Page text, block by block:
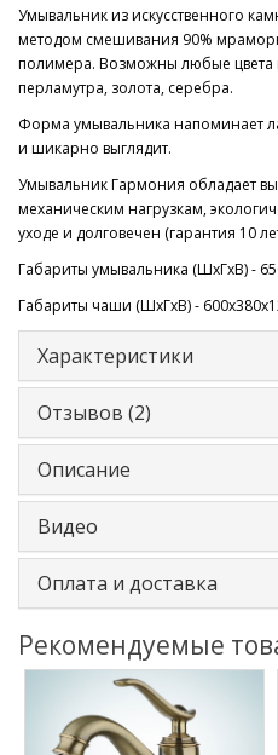
Умывальник из искусственного
методом смешивания 90%
полимера. Возможны любые цвета
перламутра, золота, серебра.
Форма умывальника напоминает
и шикарно выглядит.
Умывальник Гармония обладает
механическим нагрузкам,
уходе и долговечен (гарантия 10
Габариты умывальника (ШхГхВ) -
Габариты чаши (ШхГхВ) -
Характеристики
Отзывов (2)
Описание
Видео
Оплата и доставка
Рекомендуемые